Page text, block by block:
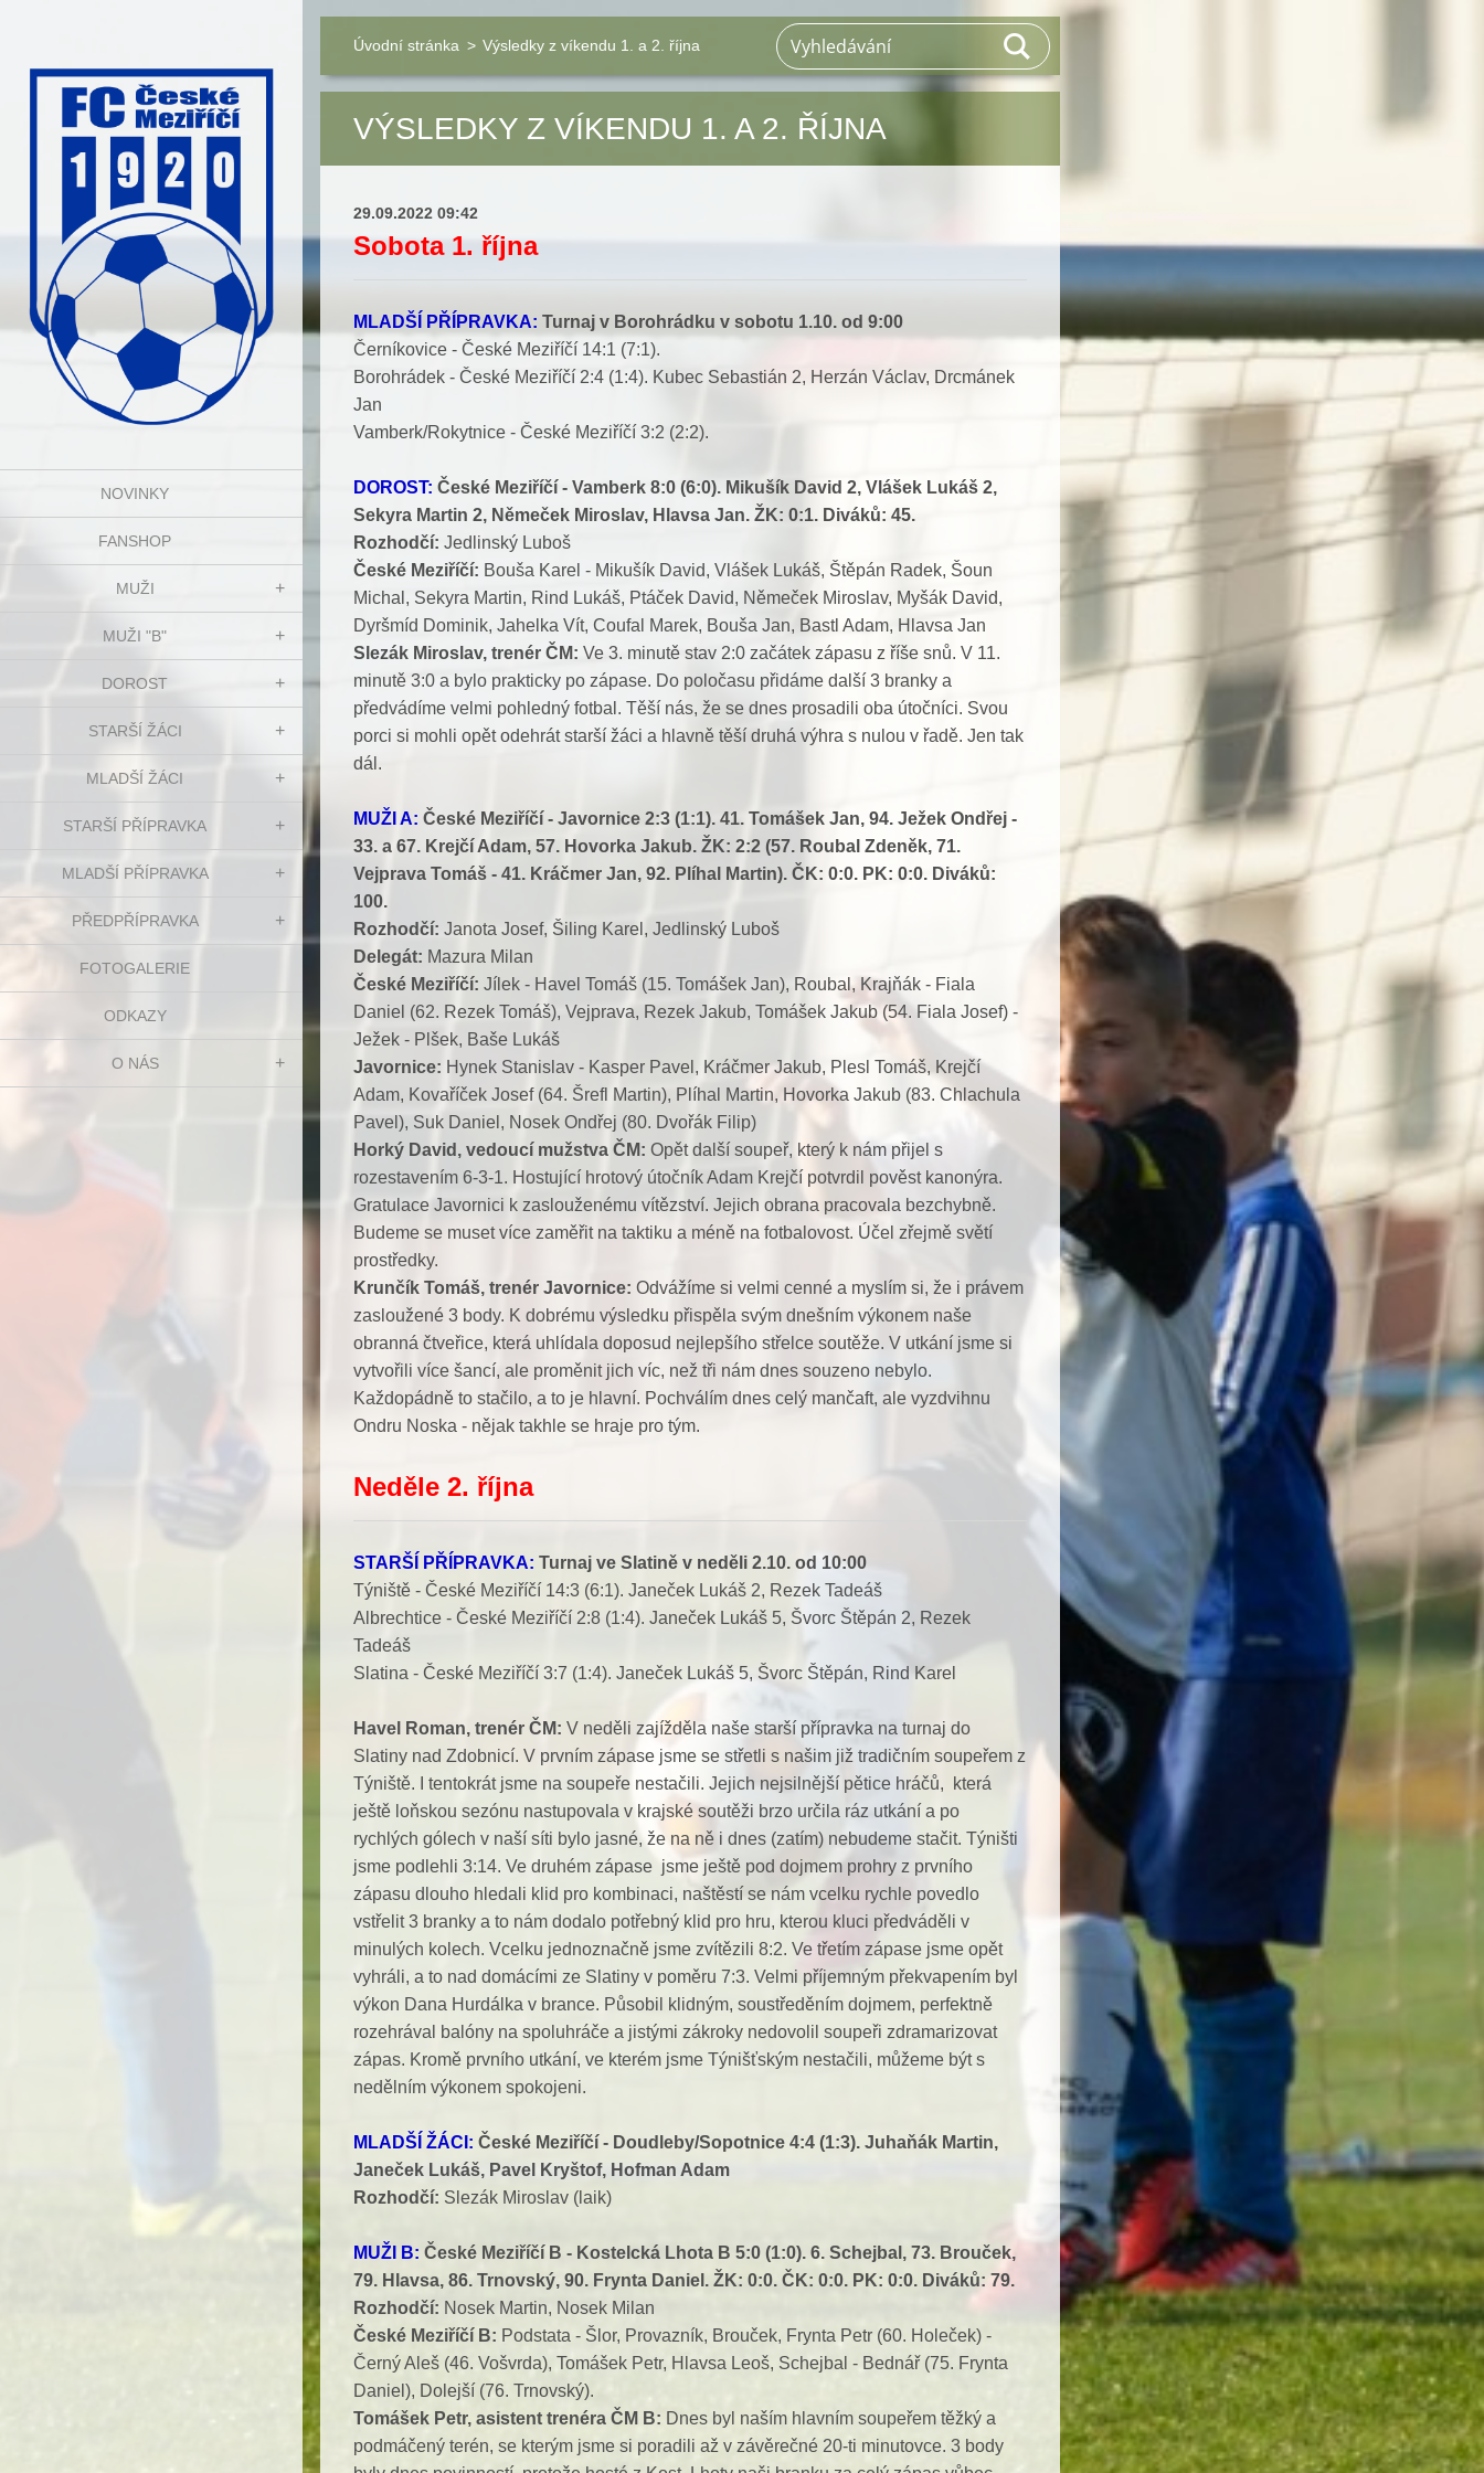
NOVINKY
FANSHOP
MUŽI
MUŽI "B"
DOROST
STARŠÍ ŽÁCI
MLADŠÍ ŽÁCI
STARŠÍ PŘÍPRAVKA
MLADŠÍ PŘÍPRAVKA
PŘEDPŘÍPRAVKA
FOTOGALERIE
ODKAZY
O NÁS
Úvodní stránka > Výsledky z víkendu 1. a 2. října
VÝSLEDKY Z VÍKENDU 1. A 2. ŘÍJNA
29.09.2022 09:42
Sobota 1. října
MLADŠÍ PŘÍPRAVKA: Turnaj v Borohrádku v sobotu 1.10. od 9:00
Černíkovice - České Meziříčí 14:1 (7:1).
Borohrádek - České Meziříčí 2:4 (1:4). Kubec Sebastián 2, Herzán Václav, Drcmánek
Jan
Vamberk/Rokytnice - České Meziříčí 3:2 (2:2).
DOROST: České Meziříčí - Vamberk 8:0 (6:0). Mikušík David 2, Vlášek Lukáš 2,
Sekyra Martin 2, Němeček Miroslav, Hlavsa Jan. ŽK: 0:1. Diváků: 45.
Rozhodčí: Jedlinský Luboš
České Meziříčí: Bouša Karel - Mikušík David, Vlášek Lukáš, Štěpán Radek, Šoun
Michal, Sekyra Martin, Rind Lukáš, Ptáček David, Němeček Miroslav, Myšák David,
Dyršmíd Dominik, Jahelka Vít, Coufal Marek, Bouša Jan, Bastl Adam, Hlavsa Jan
Slezák Miroslav, trenér ČM: Ve 3. minutě stav 2:0 začátek zápasu z říše snů. V 11.
minutě 3:0 a bylo prakticky po zápase. Do poločasu přidáme další 3 branky a
předvádíme velmi pohledný fotbal. Těší nás, že se dnes prosadili oba útočníci. Svou
porci si mohli opět odehrát starší žáci a hlavně těší druhá výhra s nulou v řadě. Jen tak
dál.
MUŽI A: České Meziříčí - Javornice 2:3 (1:1). 41. Tomášek Jan, 94. Ježek Ondřej -
33. a 67. Krejčí Adam, 57. Hovorka Jakub. ŽK: 2:2 (57. Roubal Zdeněk, 71.
Vejprava Tomáš - 41. Kráčmer Jan, 92. Plíhal Martin). ČK: 0:0. PK: 0:0. Diváků:
100.
Rozhodčí: Janota Josef, Šiling Karel, Jedlinský Luboš
Delegát: Mazura Milan
České Meziříčí: Jílek - Havel Tomáš (15. Tomášek Jan), Roubal, Krajňák - Fiala
Daniel (62. Rezek Tomáš), Vejprava, Rezek Jakub, Tomášek Jakub (54. Fiala Josef) -
Ježek - Plšek, Baše Lukáš
Javornice: Hynek Stanislav - Kasper Pavel, Kráčmer Jakub, Plesl Tomáš, Krejčí
Adam, Kovaříček Josef (64. Šrefl Martin), Plíhal Martin, Hovorka Jakub (83. Chlachula
Pavel), Suk Daniel, Nosek Ondřej (80. Dvořák Filip)
Horký David, vedoucí mužstva ČM: Opět další soupeř, který k nám přijel s
rozestavením 6-3-1. Hostující hrotový útočník Adam Krejčí potvrdil pověst kanonýra.
Gratulace Javornici k zaslouženému vítězství. Jejich obrana pracovala bezchybně.
Budeme se muset více zaměřit na taktiku a méně na fotbalovost. Účel zřejmě světí
prostředky.
Krunčík Tomáš, trenér Javornice: Odvážíme si velmi cenné a myslím si, že i právem
zasloužené 3 body. K dobrému výsledku přispěla svým dnešním výkonem naše
obranná čtveřice, která uhlídala doposud nejlepšího střelce soutěže. V utkání jsme si
vytvořili více šancí, ale proměnit jich víc, než tři nám dnes souzeno nebylo.
Každopádně to stačilo, a to je hlavní. Pochválím dnes celý mančaft, ale vyzdvihnu
Ondru Noska - nějak takhle se hraje pro tým.
Neděle 2. října
STARŠÍ PŘÍPRAVKA: Turnaj ve Slatině v neděli 2.10. od 10:00
Týniště - České Meziříčí 14:3 (6:1). Janeček Lukáš 2, Rezek Tadeáš
Albrechtice - České Meziříčí 2:8 (1:4). Janeček Lukáš 5, Švorc Štěpán 2, Rezek
Tadeáš
Slatina - České Meziříčí 3:7 (1:4). Janeček Lukáš 5, Švorc Štěpán, Rind Karel
Havel Roman, trenér ČM: V neděli zajížděla naše starší přípravka na turnaj do
Slatiny nad Zdobnicí. V prvním zápase jsme se střetli s našim již tradičním soupeřem z
Týniště. I tentokrát jsme na soupeře nestačili. Jejich nejsilnější pětice hráčů, která
ještě loňskou sezónu nastupovala v krajské soutěži brzo určila ráz utkání a po
rychlých gólech v naší síti bylo jasné, že na ně i dnes (zatím) nebudeme stačit. Týništi
jsme podlehli 3:14. Ve druhém zápase jsme ještě pod dojmem prohry z prvního
zápasu dlouho hledali klid pro kombinaci, naštěstí se nám vcelku rychle povedlo
vstřelit 3 branky a to nám dodalo potřebný klid pro hru, kterou kluci předváděli v
minulých kolech. Vcelku jednoznačně jsme zvítězili 8:2. Ve třetím zápase jsme opět
vyhráli, a to nad domácími ze Slatiny v poměru 7:3. Velmi příjemným překvapením byl
výkon Dana Hurdálka v brance. Působil klidným, soustředěním dojmem, perfektně
rozehrával balóny na spoluhráče a jistými zákroky nedovolil soupeři zdramarizovat
zápas. Kromě prvního utkání, ve kterém jsme Týnišťským nestačili, můžeme být s
nedělním výkonem spokojeni.
MLADŠÍ ŽÁCI: České Meziříčí - Doudleby/Sopotnice 4:4 (1:3). Juhaňák Martin,
Janeček Lukáš, Pavel Kryštof, Hofman Adam
Rozhodčí: Slezák Miroslav (laik)
MUŽI B: České Meziříčí B - Kostelcká Lhota B 5:0 (1:0). 6. Schejbal, 73. Brouček,
79. Hlavsa, 86. Trnovský, 90. Frynta Daniel. ŽK: 0:0. ČK: 0:0. PK: 0:0. Diváků: 79.
Rozhodčí: Nosek Martin, Nosek Milan
České Meziříčí B: Podstata - Šlor, Provazník, Brouček, Frynta Petr (60. Holeček) -
Černý Aleš (46. Vošvrda), Tomášek Petr, Hlavsa Leoš, Schejbal - Bednář (75. Frynta
Daniel), Dolejší (76. Trnovský).
Tomášek Petr, asistent trenéra ČM B: Dnes byl naším hlavním soupeřem těžký a
podmáčený terén, se kterým jsme si poradili až v závěrečné 20-ti minutovce. 3 body